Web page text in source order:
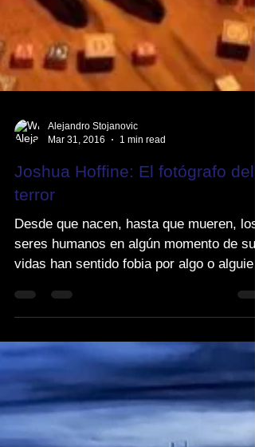
Mar 31, 2016
1 min read
Joshua Hoffine: El fotógrafo del
terror
Desde que nacen, hasta que mueren, los
seres humanos en algún momento de sus
vidas han sentido fobia por algo o
Ya sean las...